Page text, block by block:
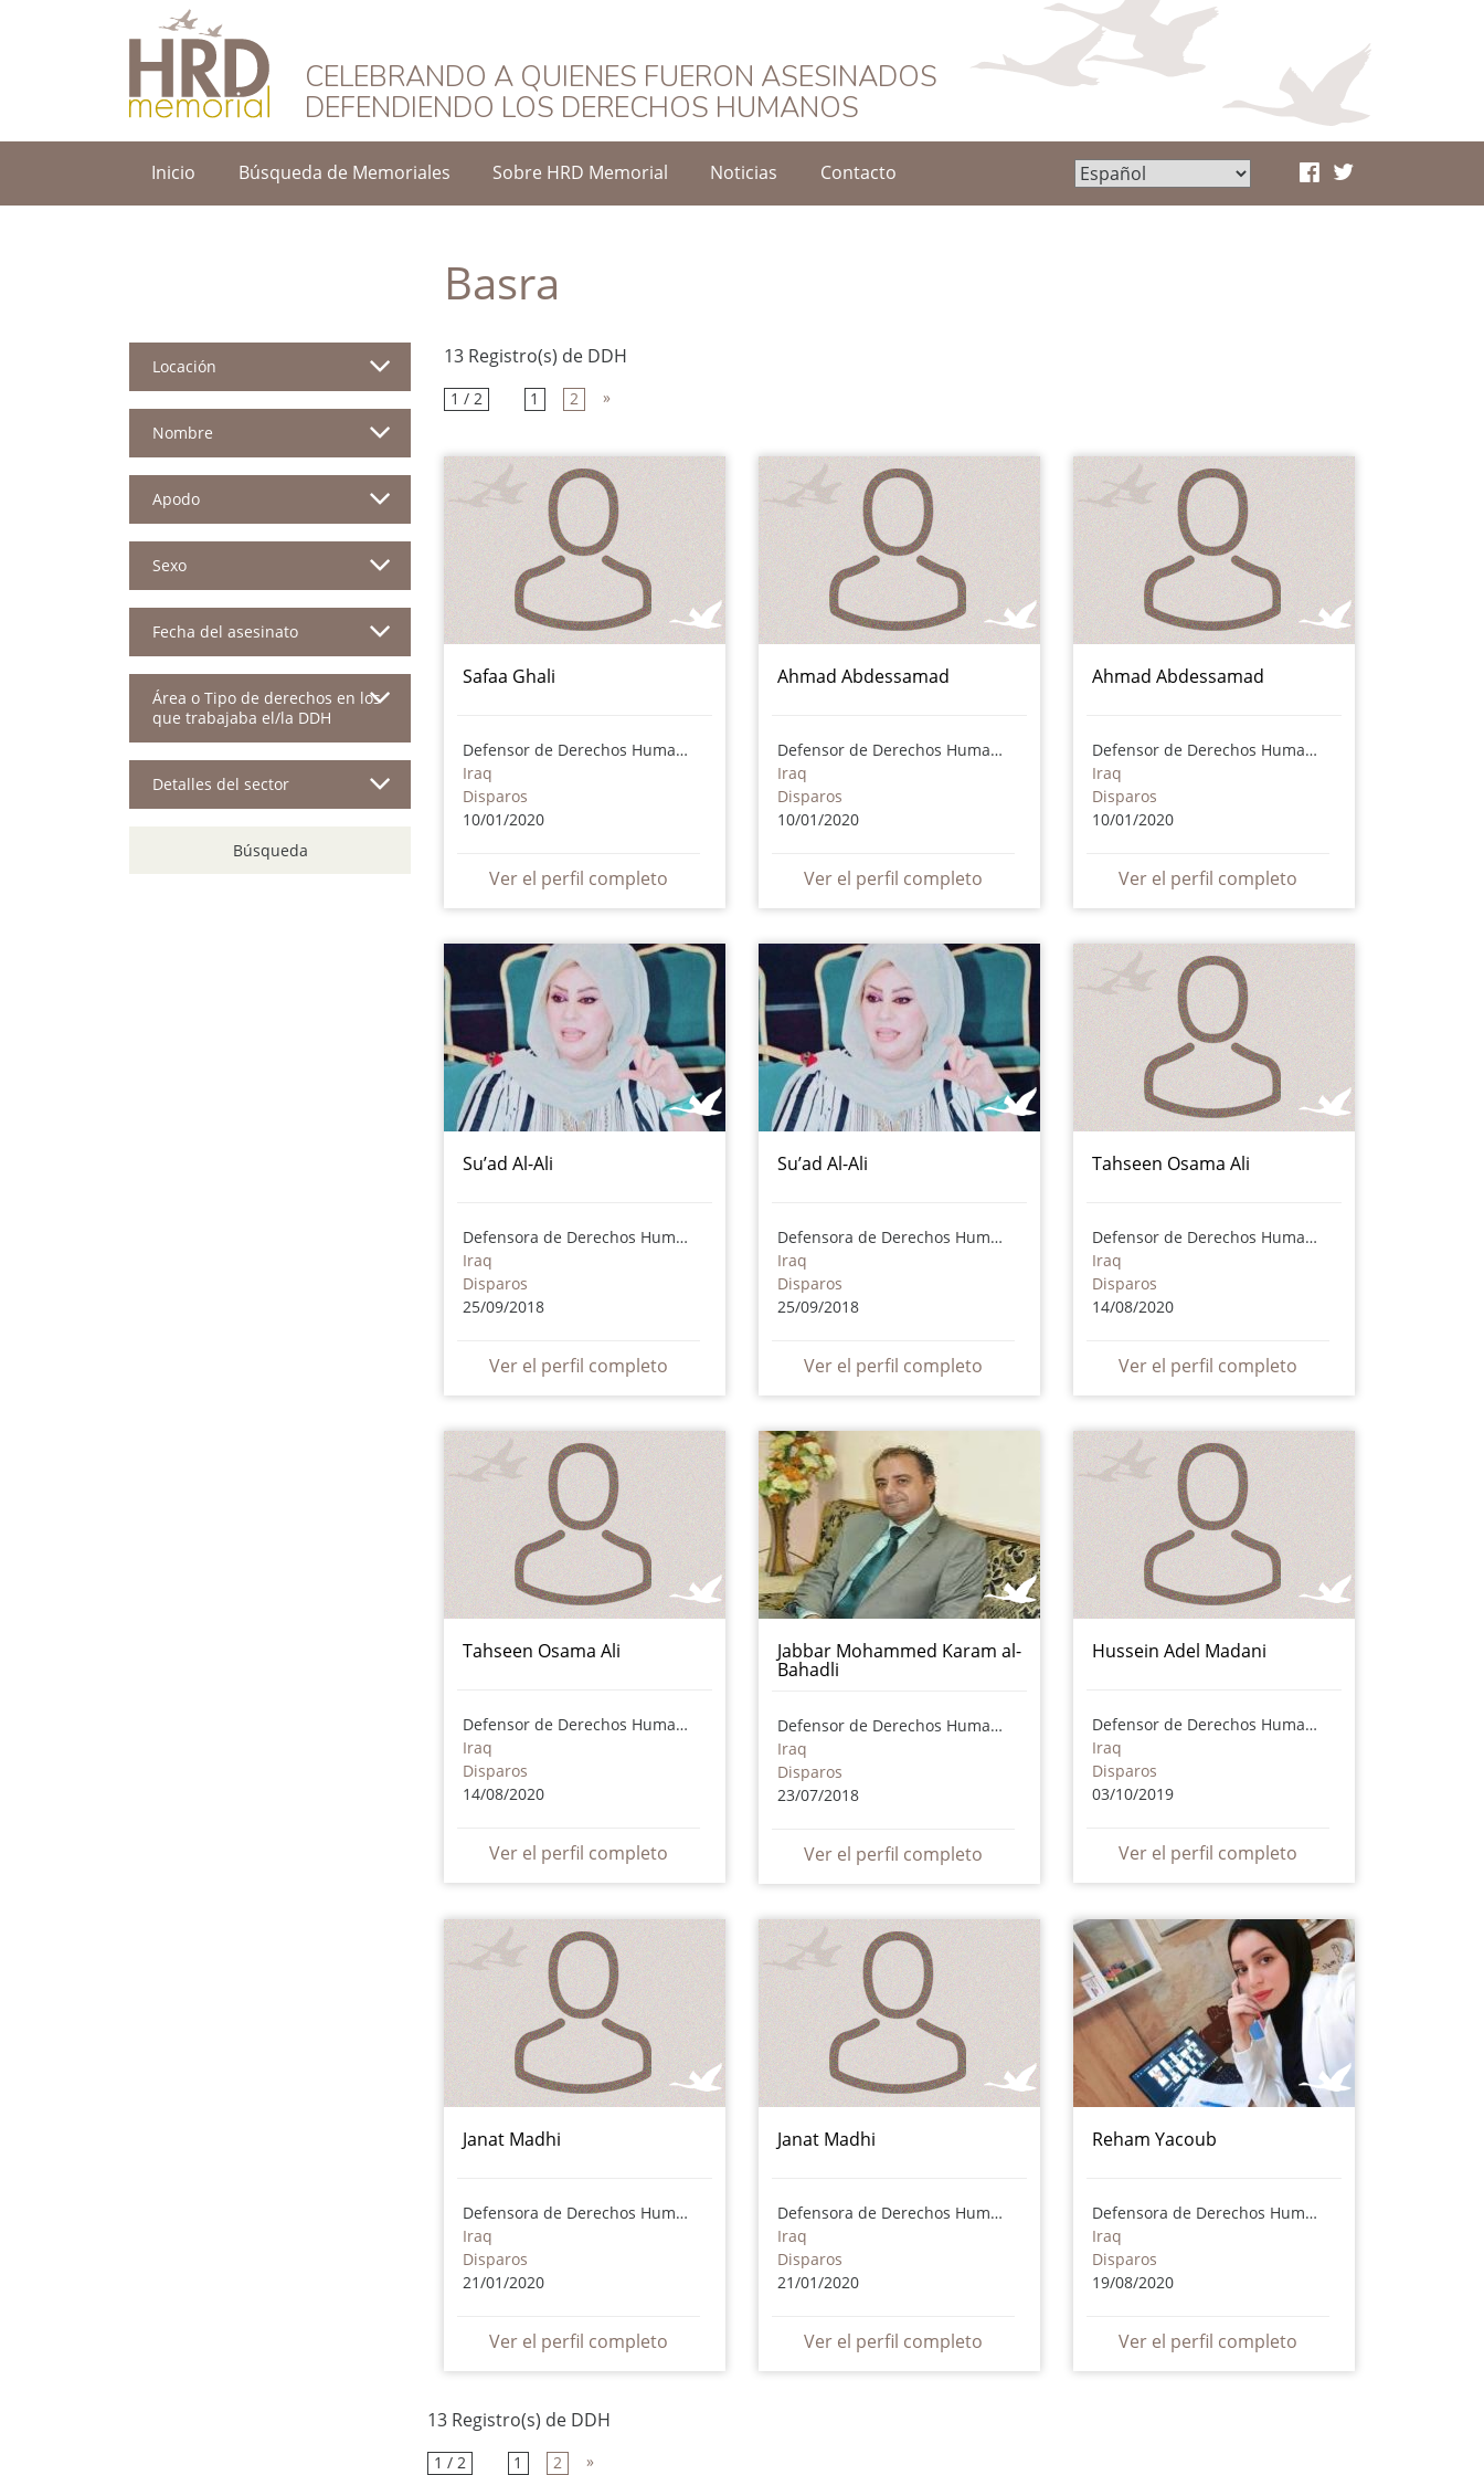
HRD Memorial – Español
CELEBRANDO A QUIENES FUERON ASESINADOS
DEFENDIENDO LOS DERECHOS HUMANOS
Inicio Búsqueda de Memoriales Sobre HRD Memorial Noticias Contacto
Basra
Locación
Nombre
Apodo
Sexo
Fecha del asesinato
Área o Tipo de derechos en los
que trabajaba el/la DDH
Detalles del sector
Búsqueda
13 Registro(s) de DDH
1 / 2 1 2 »
Safaa Ghali
Defensor de Derechos Humanos
Iraq
Disparos
10/01/2020
Ver el perfil completo
Ahmad Abdessamad
Defensor de Derechos Humanos
Iraq
Disparos
10/01/2020
Ver el perfil completo
Ahmad Abdessamad
Defensor de Derechos Humanos
Iraq
Disparos
10/01/2020
Ver el perfil completo
Su’ad Al-Ali
Defensora de Derechos Humanos
Iraq
Disparos
25/09/2018
Ver el perfil completo
Su’ad Al-Ali
Defensora de Derechos Humanos
Iraq
Disparos
25/09/2018
Ver el perfil completo
Tahseen Osama Ali
Defensor de Derechos Humanos
Iraq
Disparos
14/08/2020
Ver el perfil completo
Tahseen Osama Ali
Defensor de Derechos Humanos
Iraq
Disparos
14/08/2020
Ver el perfil completo
Jabbar Mohammed Karam al-
Bahadli
Defensor de Derechos Humanos
Iraq
Disparos
23/07/2018
Ver el perfil completo
Hussein Adel Madani
Defensor de Derechos Humanos
Iraq
Disparos
03/10/2019
Ver el perfil completo
Janat Madhi
Defensora de Derechos Humanos
Iraq
Disparos
21/01/2020
Ver el perfil completo
Janat Madhi
Defensora de Derechos Humanos
Iraq
Disparos
21/01/2020
Ver el perfil completo
Reham Yacoub
Defensora de Derechos Humanos
Iraq
Disparos
19/08/2020
Ver el perfil completo
13 Registro(s) de DDH
1 / 2 1 2 »